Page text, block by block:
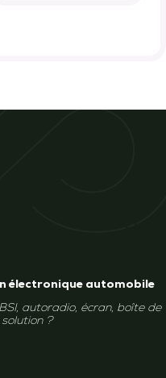
électronique automobile
autoradio, écran, boîte de
?